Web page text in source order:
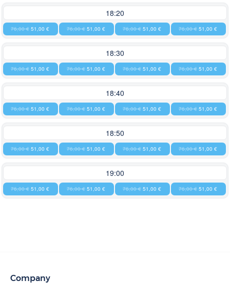
18:20
76,00 € 51,00 € 76,00 € 51,00 € 76,00 € 51,00 € 76,00 € 51,00 €
18:30
76,00 € 51,00 € 76,00 € 51,00 € 76,00 € 51,00 € 76,00 € 51,00 €
18:40
76,00 € 51,00 € 76,00 € 51,00 € 76,00 € 51,00 € 76,00 € 51,00 €
18:50
76,00 € 51,00 € 76,00 € 51,00 € 76,00 € 51,00 € 76,00 € 51,00 €
19:00
76,00 € 51,00 € 76,00 € 51,00 € 76,00 € 51,00 € 76,00 € 51,00 €
Company